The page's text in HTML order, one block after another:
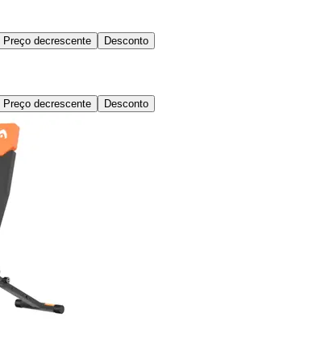
Preço decrescente Desconto
Preço decrescente Desconto